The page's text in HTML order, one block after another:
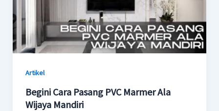
Artikel
Begini Cara Pasang PVC Marmer Ala
Wijaya Mandiri